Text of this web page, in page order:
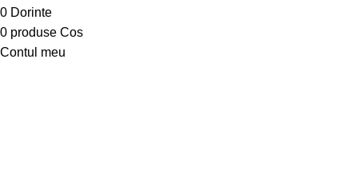
0 Dorinte
0 produse Cos
Contul meu